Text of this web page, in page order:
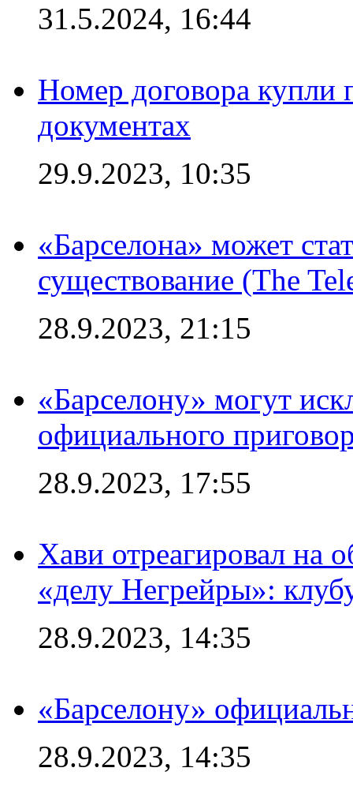
31.5.2024, 16:44
Номер договора купли
документах
29.9.2023, 10:35
«Барселона» может
существование (The
28.9.2023, 21:15
«Барселону» могут
официального
28.9.2023, 17:55
Хави отреагировал на
«делу Негрейры»:
28.9.2023, 14:35
«Барселону»
28.9.2023, 14:35